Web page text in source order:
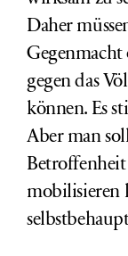
Daher
Gegenmacht
gegen das
können. Es
Aber man
mobilisieren